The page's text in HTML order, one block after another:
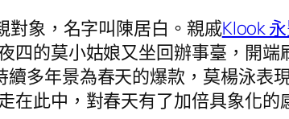
對象，名字叫陳居白。親戚Klook
四的莫小姑娘又坐回辦事臺，開
多年景為春天的爆款，莫楊泳表現
在此中，對春天有了加倍具象化